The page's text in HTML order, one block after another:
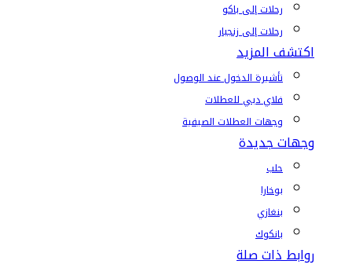
رحلات إلى باكو
رحلات إلى زنجبار
اكتشف المزيد
تأشيرة الدخول عند الوصول
فلاي دبي للعطلات
وجهات العطلات الصيفية
وجهات جديدة
حلب
بوخارا
بنغازي
بانكوك
روابط ذات صلة